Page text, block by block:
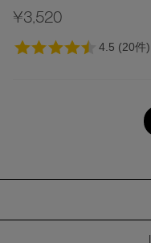
［36,37］
¥3,520